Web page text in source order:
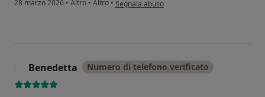
28 marzo 2026 • Altro • Altro • Segnala abuso
Benedetta Numero di telefono verificato